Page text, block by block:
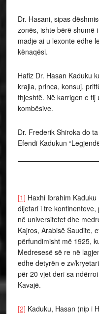
Dr. Hasani, sipas
zonës, ishte bërë shumë
madje ai u lexonte edhe
kënaqësi.
Hafiz Dr. Hasan Kaduku
krajla, princa, konsuj,
thjeshtë. Në karrigen e
kombësive.
Dr. Frederik Shiroka do
Efendi Kadukun
[1] Haxhi Ibrahim
dijetari i tre
në universitetet dhe
Kajros, Arabisë Saudite,
përfundimisht më 1925,
Medresesë së re në
edhe detyrën e zv/
për 20 vjet deri sa
Kavajë.
[2] Kaduku, Hasan (nip i